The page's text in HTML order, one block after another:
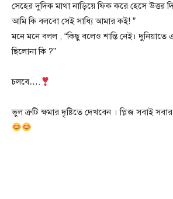
সেহের দুদিক মাথা নাড়িয়ে ফিক করে হেসে উত্তর
আমি কি বলবো সেই সাধ্যি আমার কই! ”
মনে মনে বলল , “কিছু বলেও শান্তি নেই।
ছিলোনা কি ?”
চলবে….
ভুল ত্রুটি ক্ষমার দৃষ্টিতে দেখবেন । প্লিজ সবাই